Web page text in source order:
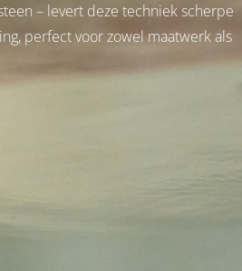
– levert deze techniek scherpe
perfect voor zowel maatwerk als